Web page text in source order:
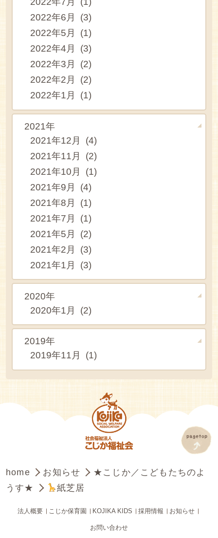
2022年6月 (3)
2022年5月 (1)
2022年4月 (3)
2022年3月 (2)
2022年2月 (2)
2022年1月 (1)
2021年
2021年12月 (4)
2021年11月 (2)
2021年10月 (1)
2021年9月 (4)
2021年8月 (1)
2021年7月 (1)
2021年5月 (2)
2021年2月 (3)
2021年1月 (3)
2020年
2020年1月 (2)
2019年
2019年11月 (1)
home お知らせ
★こじか／こどもたちのよ
うす★
紙芝居
法人概要 こじか保育園 KOJIKA KIDS 採用情報 お知らせ
お問い合わせ